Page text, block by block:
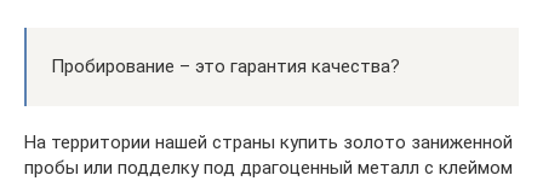
Пробирование – это гарантия качества?
На территории нашей страны купить золото заниженной
пробы или подделку под драгоценный металл с клеймом